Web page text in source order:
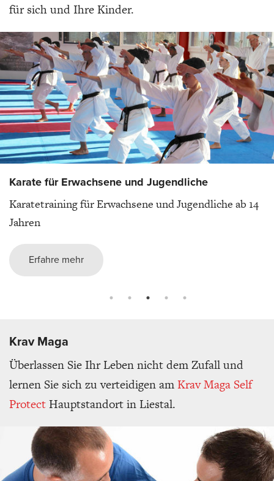
für sich und Ihre Kinder.
Karate für Erwachsene und Jugendliche
Karatetraining für Erwachsene und Jugendliche ab 14
Jahren
Erfahre mehr
Krav Maga
Überlassen Sie Ihr Leben nicht dem Zufall und
lernen Sie sich zu verteidigen amKrav Maga Self
ProtectHauptstandort in Liestal.